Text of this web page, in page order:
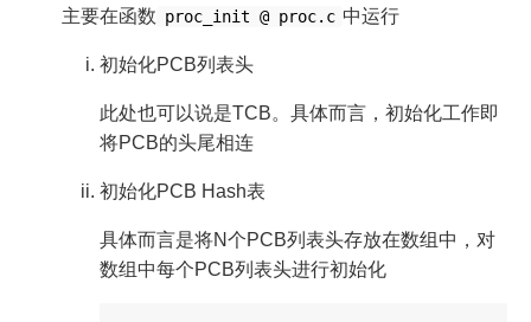
主要在函数 proc_init @ proc.c 中运行
初始化PCB列表头
此处也可以说是TCB。具体而言，初始化工作即
将PCB的头尾相连
初始化PCB Hash表
具体而言是将N个PCB列表头存放在数组中，对
数组中每个PCB列表头进行初始化